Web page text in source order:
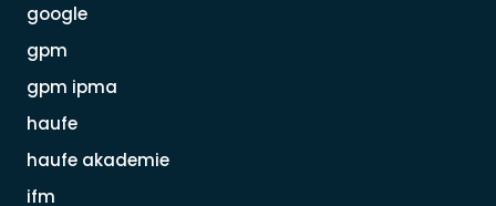
google
gpm
gpm ipma
haufe
haufe akademie
ifm